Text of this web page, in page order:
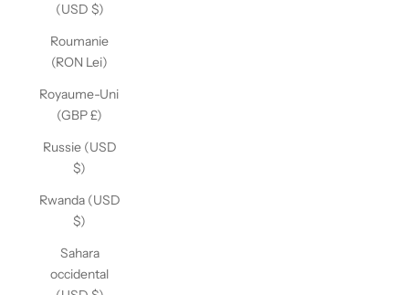
(USD $)
Roumanie
(RON Lei)
Royaume-Uni
(GBP £)
Russie (USD
$)
Rwanda (USD
$)
Sahara
occidental